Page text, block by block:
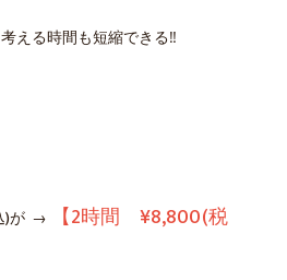
える時間も短縮できる‼️
)が →
【2時間 ¥8,800(税